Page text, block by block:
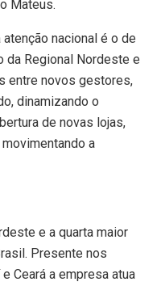
Mateus.
nacional é o de
da Regional Nordeste e
entre novos gestores,
dinamizando o
de novas lojas,
a
e a quarta maior
Presente nos
Ceará a empresa atua